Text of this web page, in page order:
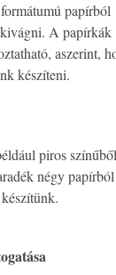
papírból
A papírkák
aszerint,
készíteni.
piros
négy